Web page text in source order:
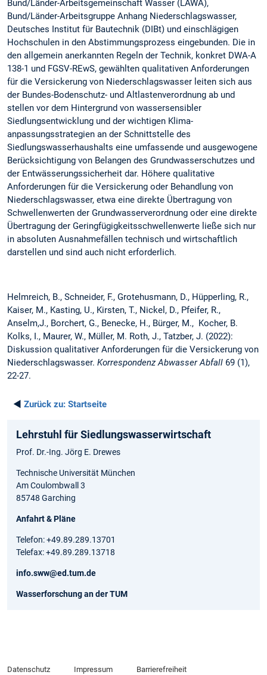
Bund/Länder-Arbeitsgemein­schaft Wasser (LAWA),
Bund/Länder-Arbeitsgruppe Anhang Niederschlagswasser,
Deutsches Institut für Bautechnik (DIBt) und einschlägigen
Hochschulen in den Abstimmungsprozess ein­gebunden. Die in
den allgemein anerkannten Regeln der Tech­nik, konkret DWA-A
138-1 und FGSV-REwS, gewählten quali­tativen Anforderungen
für die Versickerung von Niederschlags­wasser leiten sich aus
der Bundes-Bodenschutz- und Altlasten­verordnung ab und
stellen vor dem Hintergrund von wassersensibler
Siedlungsentwicklung und der wichtigen Klima­
anpassungsstrategien an der Schnittstelle des
Siedlungswasser­haushalts eine umfassende und ausgewogene
Berücksichtigung von Belangen des Grundwasserschutzes und
der Entwässerungs­sicherheit dar. Höhere qualitative
Anforderungen für die Versi­ckerung oder Behandlung von
Niederschlagswasser, etwa eine direkte Übertragung von
Schwellenwerten der Grundwasserver­ordnung oder eine direkte
Übertragung der Geringfügigkeits­schwellenwerte ließe sich nur
in absoluten Ausnahmefällen tech­nisch und wirtschaftlich
darstellen und sind auch nicht erforder­lich.
Helmreich, B., Schneider, F., Grotehusmann, D., Hüpperling, R.,
Kaiser, M., Kasting, U., Kirsten, T., Nickel, D., Pfeifer, R.,
Anselm,J., Borchert, G., Benecke, H., Bürger, M., Kocher, B.
Kolks, I., Maurer, W., Müller, M. Roth, J., Tatzber, J. (2022):
Diskussion qualitativer Anforderungen für die Versickerung von
Niederschlagswasser. Korrespondenz Abwasser Abfall 69 (1),
22-27.
◄ Zurück zu: Startseite
Lehrstuhl für Siedlungswasserwirtschaft
Prof. Dr.-Ing. Jörg E. Drewes
Technische Universität München
Am Coulombwall 3
85748 Garching
Anfahrt & Pläne
Telefon: +49.89.289.13701
Telefax: +49.89.289.13718
info.sww@ed.tum.de
Wasserforschung an der TUM
Datenschutz Impressum Barrierefreiheit